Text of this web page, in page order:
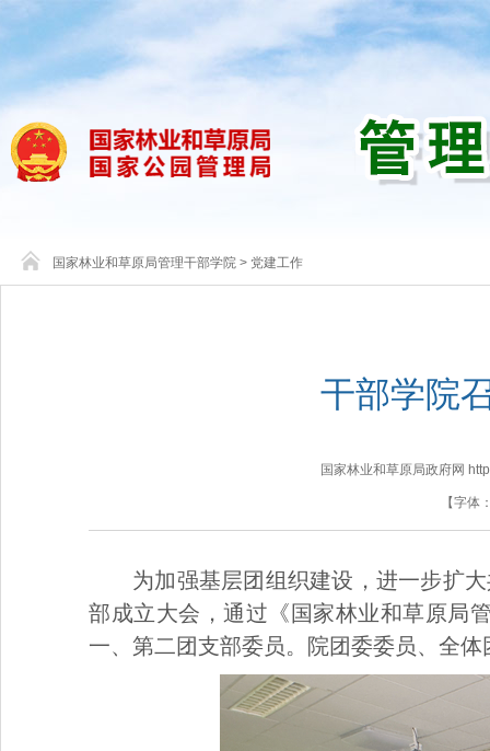
国家林业和草原局管理干部学院 > 党建工作
干部学院
国家林业和草原局政府网
【字体
为加强基层团组织建设，进一步扩
部成立大会，通过《国家林业和草原局
一、第二团支部委员。院团委委员、全